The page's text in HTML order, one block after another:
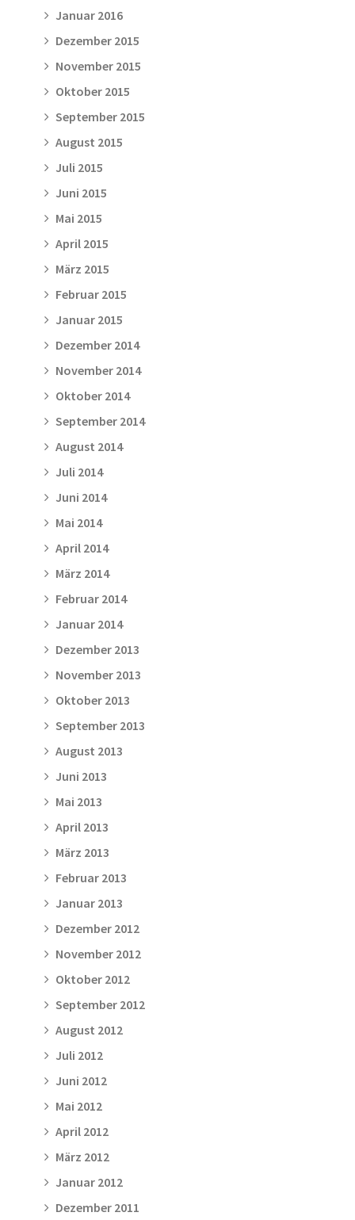
Januar 2016
Dezember 2015
November 2015
Oktober 2015
September 2015
August 2015
Juli 2015
Juni 2015
Mai 2015
April 2015
März 2015
Februar 2015
Januar 2015
Dezember 2014
November 2014
Oktober 2014
September 2014
August 2014
Juli 2014
Juni 2014
Mai 2014
April 2014
März 2014
Februar 2014
Januar 2014
Dezember 2013
November 2013
Oktober 2013
September 2013
August 2013
Juni 2013
Mai 2013
April 2013
März 2013
Februar 2013
Januar 2013
Dezember 2012
November 2012
Oktober 2012
September 2012
August 2012
Juli 2012
Juni 2012
Mai 2012
April 2012
März 2012
Januar 2012
Dezember 2011